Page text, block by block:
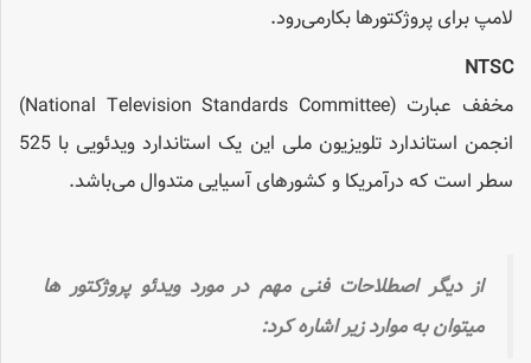
لامپ برای پروژکتورها بکار‌می‌رود.
NTSC
مخفف عبارت (National Television Standards Committee)
انجمن استاندارد تلویزیون ملی این یک استاندارد ویدئویی با 525
سطر است که درآمریکا و کشورهای آسیایی متدوال می‌باشد.
از دیگر اصطلاحات فنی مهم در مورد ویدئو پروژکتور ها
میتوان به موارد زیر اشاره کرد: